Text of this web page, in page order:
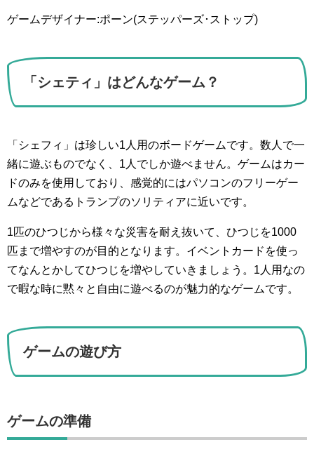
ゲームデザイナー:ポーン(ステッパーズ･ストップ)
「シェティ」はどんなゲーム？
「シェフィ」は珍しい1人用のボードゲームです。数人で一
緒に遊ぶものでなく、1人でしか遊べません。ゲームはカー
ドのみを使用しており、感覚的にはパソコンのフリーゲー
ムなどであるトランプのソリティアに近いです。
1匹のひつじから様々な災害を耐え抜いて、ひつじを1000
匹まで増やすのが目的となります。イベントカードを使っ
てなんとかしてひつじを増やしていきましょう。1人用なの
で暇な時に黙々と自由に遊べるのが魅力的なゲームです。
ゲームの遊び方
ゲームの準備